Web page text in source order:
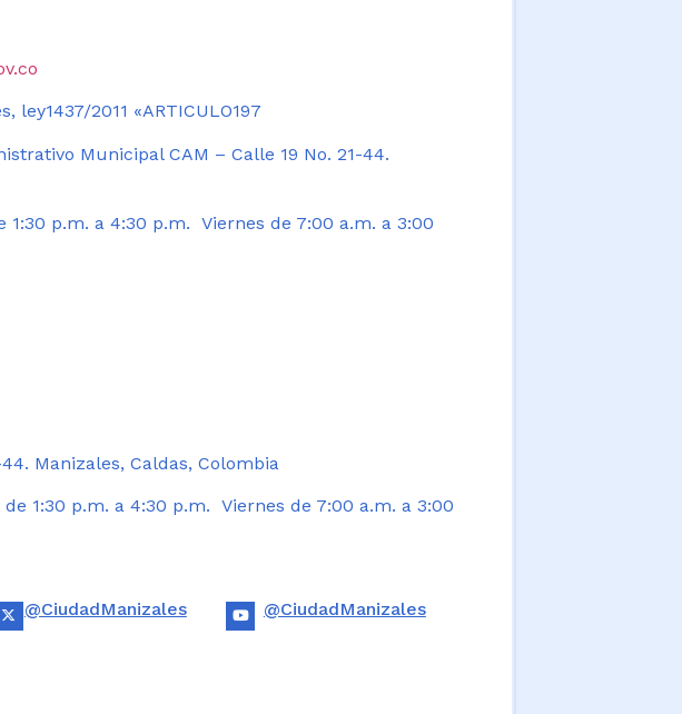
2011 «ARTICULO197
Municipal CAM – Calle 19 No. 21-44.
1:30 p.m. a 4:30 p.m. Viernes de 7:00 a.m. a 3:00
Manizales, Caldas, Colombia
1:30 p.m. a 4:30 p.m. Viernes de 7:00 a.m. a 3:00
@CiudadManizales @CiudadManizales